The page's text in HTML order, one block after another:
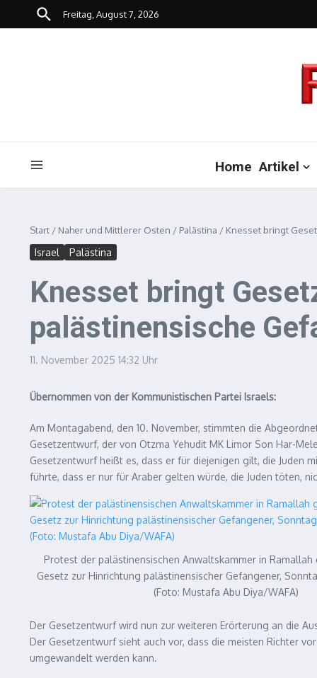
Zum Inhalt springen
Freitag, August 7, 2026
Home Artikel
Start / Naher und Mittlerer Osten / Palästina / Knesset bringt
Israel Palästina
Knesset bringt
palästinensische
11. November 2025 14:32 Uhr
Übernommen von der Kommunistischen Partei Israels:
Am Montagabend, den 10. November, stimmten die
Gesetzentwurf, der von Otzma Yehudit MK Limor Son Har-
Gesetzentwurf heißt es, dass er für diejenigen gilt, die Juden
führte, dass er nur für Araber gelten würde, die Juden töten,
Protest der palästinensischen Anwaltskammer in
Gesetz zur Hinrichtung palästinensischer Gefangener,
(Foto: Mustafa Abu Diya/WAFA)
Der Gesetzentwurf wird nun zur weiteren Erörterung an die
Der Gesetzentwurf sieht auch vor, dass die meisten Richter
umgewandelt werden kann.